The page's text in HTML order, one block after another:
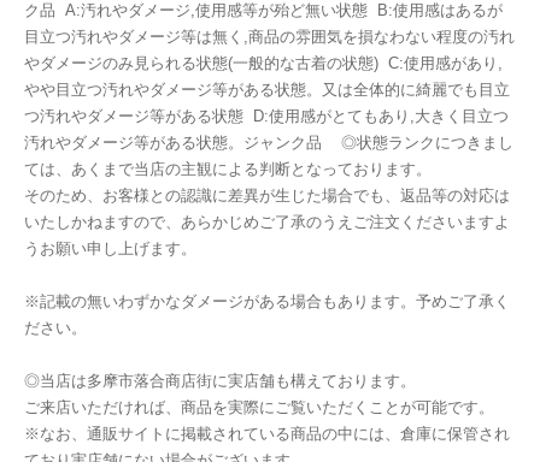
ク品 A:汚れやダメージ,使用感等が殆ど無い状態 B:使用感はあるが
目立つ汚れやダメージ等は無く,商品の雰囲気を損なわない程度の汚れ
やダメージのみ見られる状態(一般的な古着の状態) C:使用感があり,
やや目立つ汚れやダメージ等がある状態。又は全体的に綺麗でも目立
つ汚れやダメージ等がある状態 D:使用感がとてもあり,大きく目立つ
汚れやダメージ等がある状態。ジャンク品 ◎状態ランクにつきまし
ては、あくまで当店の主観による判断となっております。
そのため、お客様との認識に差異が生じた場合でも、返品等の対応は
いたしかねますので、あらかじめご了承のうえご注文くださいますよ
うお願い申し上げます。
※記載の無いわずかなダメージがある場合もあります。予めご了承く
ださい。
◎当店は多摩市落合商店街に実店舗も構えております。
ご来店いただければ、商品を実際にご覧いただくことが可能です。
※なお、通販サイトに掲載されている商品の中には、倉庫に保管され